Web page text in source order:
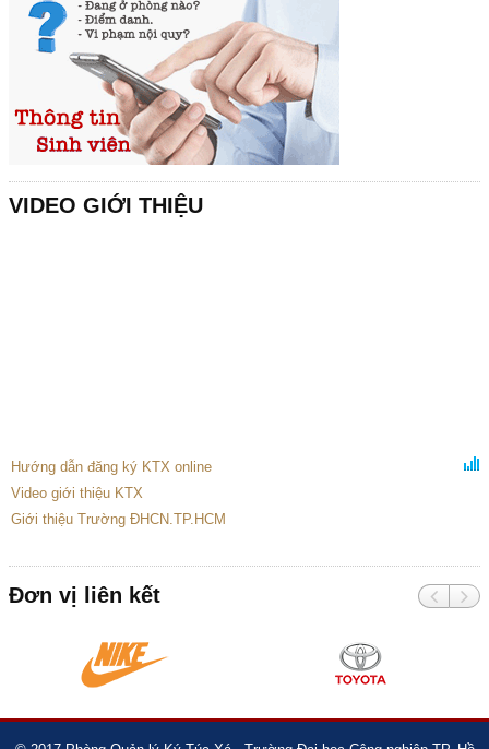
VIDEO GIỚI THIỆU
Hướng dẫn đăng ký KTX online
Video giới thiệu KTX
Giới thiệu Trường ĐHCN.TP.HCM
Đơn vị liên kết